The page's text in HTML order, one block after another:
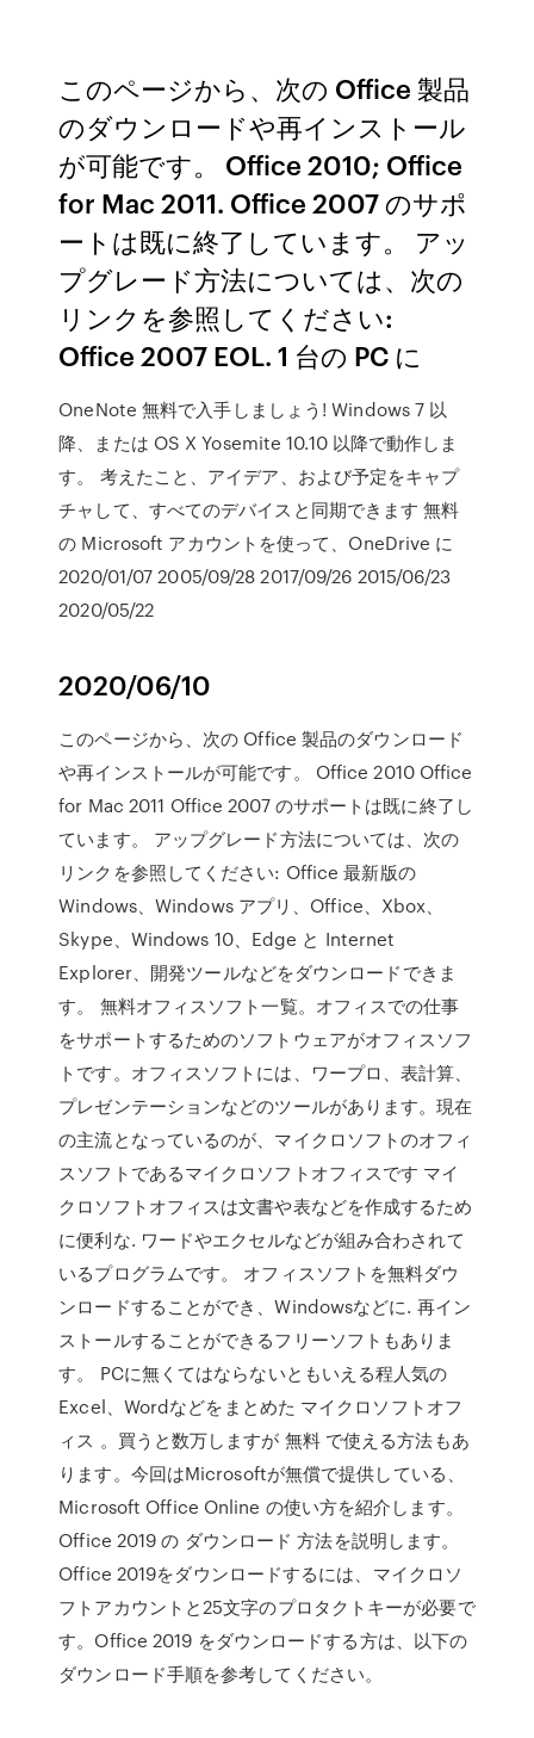
このページから、次の Office 製品
のダウンロードや再インストール
が可能です。 Office 2010; Office
for Mac 2011. Office 2007 のサポ
ートは既に終了しています。 アッ
プグレード方法については、次の
リンクを参照してください:
Office 2007 EOL. 1 台の PC に
OneNote 無料で入手しましょう! Windows 7 以
降、または OS X Yosemite 10.10 以降で動作しま
す。 考えたこと、アイデア、および予定をキャプ
チャして、すべてのデバイスと同期できます 無料
の Microsoft アカウントを使って、OneDrive に
2020/01/07 2005/09/28 2017/09/26 2015/06/23
2020/05/22
2020/06/10
このページから、次の Office 製品のダウンロード
や再インストールが可能です。 Office 2010 Office
for Mac 2011 Office 2007 のサポートは既に終了し
ています。 アップグレード方法については、次の
リンクを参照してください: Office 最新版の
Windows、Windows アプリ、Office、Xbox、
Skype、Windows 10、Edge と Internet
Explorer、開発ツールなどをダウンロードできま
す。 無料オフィスソフト一覧。オフィスでの仕事
をサポートするためのソフトウェアがオフィスソフ
トです。オフィスソフトには、ワープロ、表計算、
プレゼンテーションなどのツールがあります。現在
の主流となっているのが、マイクロソフトのオフィ
スソフトであるマイクロソフトオフィスです マイ
クロソフトオフィスは文書や表などを作成するため
に便利な. ワードやエクセルなどが組み合わされて
いるプログラムです。 オフィスソフトを無料ダウ
ンロードすることができ、Windowsなどに. 再イン
ストールすることができるフリーソフトもありま
す。 PCに無くてはならないともいえる程人気の
Excel、Wordなどをまとめた マイクロソフトオフ
ィス 。買うと数万しますが 無料 で使える方法もあ
ります。今回はMicrosoftが無償で提供している、
Microsoft Office Online の使い方を紹介します。
Office 2019 の ダウンロード 方法を説明します。
Office 2019をダウンロードするには、マイクロソ
フトアカウントと25文字のプロタクトキーが必要で
す。Office 2019 をダウンロードする方は、以下の
ダウンロード手順を参考してください。